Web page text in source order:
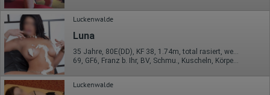
Luckenwalde
Luna
Luckenwalde